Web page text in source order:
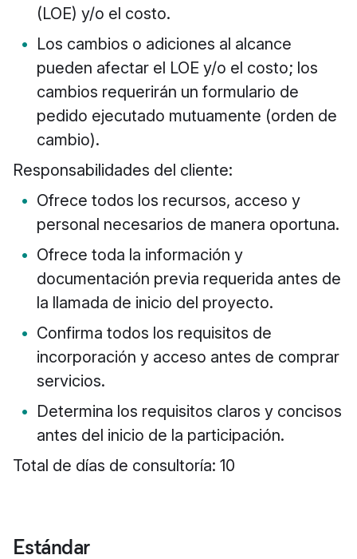
(LOE) y/o el costo.
Los cambios o adiciones al alcance
pueden afectar el LOE y/o el costo; los
cambios requerirán un formulario de
pedido ejecutado mutuamente (orden de
cambio).
Responsabilidades del cliente:
Ofrece todos los recursos, acceso y
personal necesarios de manera oportuna.
Ofrece toda la información y
documentación previa requerida antes de
la llamada de inicio del proyecto.
Confirma todos los requisitos de
incorporación y acceso antes de comprar
servicios.
Determina los requisitos claros y concisos
antes del inicio de la participación.
Total de días de consultoría: 10
Estándar